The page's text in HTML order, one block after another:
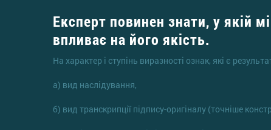
Експерт повинен знати, у якій
впливає на його якість.
На характер і ступінь виразності ознак, які є
а) вид наслідування,
б) вид транскрипції підпису-оригіналу (точніше